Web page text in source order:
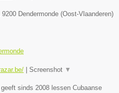
9200 Dendermonde (Oost-Vlaanderen)
Screenshot ▼
sinds 2008 lessen Cubaanse